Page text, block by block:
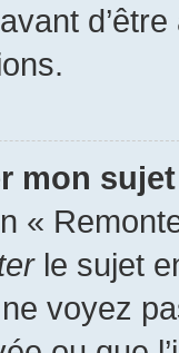
mon
«
le sujet
voyez